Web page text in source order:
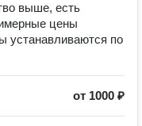
выше, есть
цены
устанавливаются по
от 1000 ₽